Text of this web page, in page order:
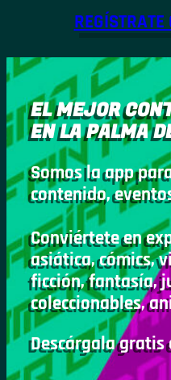
EL MEJOR
EN LA PALMA
Somos la app
contenido,
Conviértete en
asiática, cómics,
ficción, fantasía,
coleccionables,
Descárgala gratis